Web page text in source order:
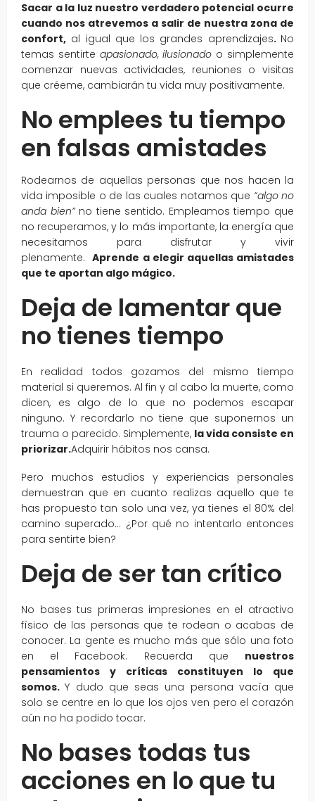
Sacar a la luz nuestro verdadero potencial ocurre
cuando nos atrevemos a salir de nuestra zona de
confort, al igual que los grandes aprendizajes. No
temas sentirte apasionado, ilusionado o simplemente
comenzar nuevas actividades, reuniones o visitas
que créeme, cambiarán tu vida muy positivamente.
No emplees tu tiempo
en falsas amistades
Rodearnos de aquellas personas que nos hacen la
vida imposible o de las cuales notamos que “algo no
anda bien”no tiene sentido. Empleamos tiempo que
no recuperamos, y lo más importante, la energía que
necesitamos para disfrutar y vivir
plenamente.Aprende a elegir aquellas amistades
que te aportan algo mágico.
Deja de lamentar que
no tienes tiempo
En realidad todos gozamos del mismo tiempo
material si queremos. Al fin y al cabo la muerte, como
dicen, es algo de lo que no podemos escapar
ninguno. Y recordarlo no tiene que suponernos un
trauma o parecido. Simplemente, la vida consiste en
priorizar.Adquirir hábitos nos cansa.
Pero muchos estudios y experiencias personales
demuestran que en cuanto realizas aquello que te
has propuesto tan solo una vez, ya tienes el 80% del
camino superado… ¿Por qué no intentarlo entonces
para sentirte bien?
Deja de ser tan crítico
No bases tus primeras impresiones en el atractivo
físico de las personas que te rodean o acabas de
conocer. La gente es mucho más que sólo una foto
en el Facebook. Recuerda que nuestros
pensamientos y críticas constituyen lo que
somos.Y dudo que seas una persona vacía que
solo se centre en lo que los ojos ven pero el corazón
aún no ha podido tocar.
No bases todas tus
acciones en lo que tu